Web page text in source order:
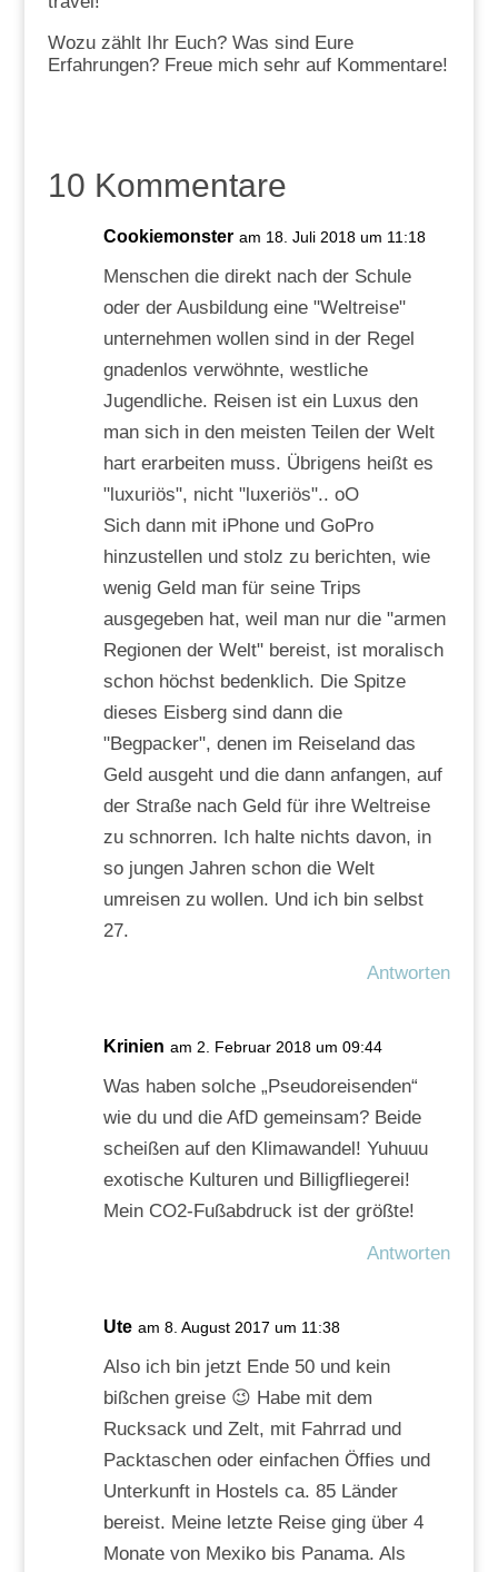
Wozu zählt Ihr Euch? Was sind Eure
Erfahrungen? Freue mich sehr auf Kommentare!
10 Kommentare
Cookiemonster am 18. Juli 2018 um 11:18
Menschen die direkt nach der Schule
oder der Ausbildung eine "Weltreise"
unternehmen wollen sind in der Regel
gnadenlos verwöhnte, westliche
Jugendliche. Reisen ist ein Luxus den
man sich in den meisten Teilen der Welt
hart erarbeiten muss. Übrigens heißt es
"luxuriös", nicht "luxeriös".. oO
Sich dann mit iPhone und GoPro
hinzustellen und stolz zu berichten, wie
wenig Geld man für seine Trips
ausgegeben hat, weil man nur die "armen
Regionen der Welt" bereist, ist moralisch
schon höchst bedenklich. Die Spitze
dieses Eisberg sind dann die
"Begpacker", denen im Reiseland das
Geld ausgeht und die dann anfangen, auf
der Straße nach Geld für ihre Weltreise
zu schnorren. Ich halte nichts davon, in
so jungen Jahren schon die Welt
umreisen zu wollen. Und ich bin selbst
27.
Antworten
Krinien am 2. Februar 2018 um 09:44
Was haben solche „Pseudoreisenden“
wie du und die AfD gemeinsam? Beide
scheißen auf den Klimawandel! Yuhuuu
exotische Kulturen und Billigfliegerei!
Mein CO2-Fußabdruck ist der größte!
Antworten
Ute am 8. August 2017 um 11:38
Also ich bin jetzt Ende 50 und kein
bißchen greise 😉 Habe mit dem
Rucksack und Zelt, mit Fahrrad und
Packtaschen oder einfachen Öffies und
Unterkunft in Hostels ca. 85 Länder
bereist. Meine letzte Reise ging über 4
Monate von Mexiko bis Panama. Als